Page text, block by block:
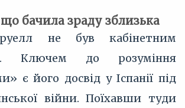
бачила зраду зблизька
не був кабінетним
Ключем до розуміння
є його досвід у Іспанії під
війни. Поїхавши туди